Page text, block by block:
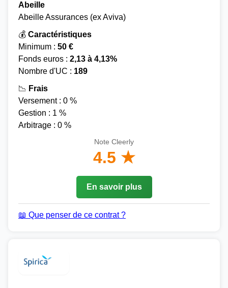
Abeille
Abeille Assurances (ex Aviva)
💰 Caractéristiques
Minimum : 50 €
Fonds euros : 2,13 à 4,13%
Nombre d'UC : 189
📉 Frais
Versement : 0 %
Gestion : 1 %
Arbitrage : 0 %
Note Cleerly
4.5 ★
En savoir plus
📖 Que penser de ce contrat ?